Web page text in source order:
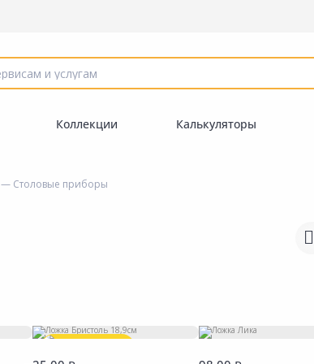
Коллекции Калькуляторы
— Столовые приборы